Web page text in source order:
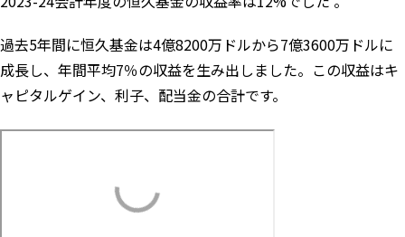
過去5年間に恒久基金は4億8200万ドルから7億3600万ドルに
成長し、年間平均7％の収益を生み出しました。この収益はキ
ャピタルゲイン、利子、配当金の合計です。